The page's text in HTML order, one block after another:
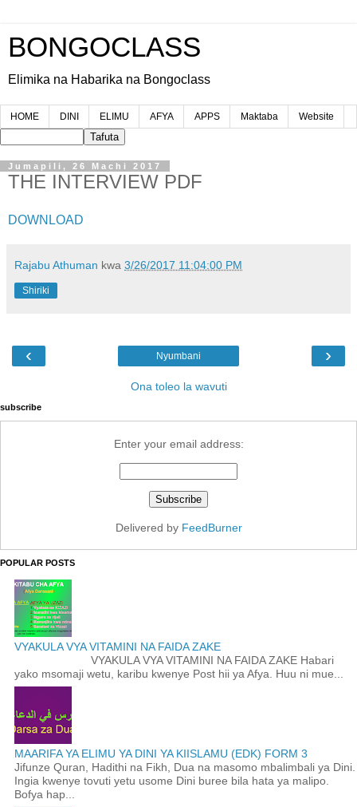
BONGOCLASS
Elimika na Habarika na Bongoclass
HOME DINI ELIMU AFYA APPS Maktaba Website
Jumapili, 26 Machi 2017
THE INTERVIEW PDF
DOWNLOAD
Rajabu Athuman kwa 3/26/2017 11:04:00 PM
Shiriki
‹ ›
Nyumbani
Ona toleo la wavuti
subscribe
Enter your email address:
Delivered by FeedBurner
POPULAR POSTS
VYAKULA VYA VITAMINI NA FAIDA ZAKE
VYAKULA VYA VITAMINI NA FAIDA ZAKE Habari
yako msomaji wetu, karibu kwenye Post hii ya Afya. Huu ni mue...
MAARIFA YA ELIMU YA DINI YA KIISLAMU (EDK) FORM 3
Jifunze Quran, Hadithi na Fikh, Dua na masomo mbalimbali ya Dini.
Ingia kwenye tovuti yetu usome Dini buree bila hata ya malipo.
Bofya hap...